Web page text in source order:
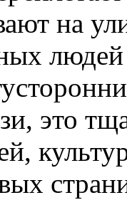
на
людей
это